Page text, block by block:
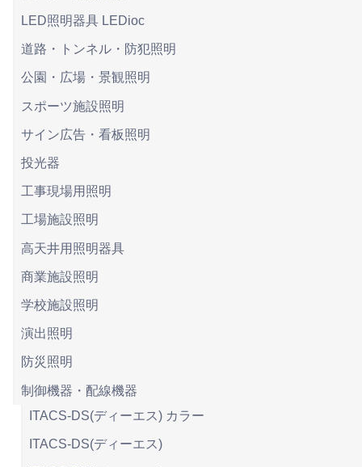
LED照明器具 LEDioc
道路・トンネル・防犯照明
公園・広場・景観照明
スポーツ施設照明
サイン広告・看板照明
投光器
工事現場用照明
工場施設照明
高天井用照明器具
商業施設照明
学校施設照明
演出照明
防災照明
制御機器・配線機器
ITACS-DS(ディーエス) カラー
ITACS-DS(ディーエス)